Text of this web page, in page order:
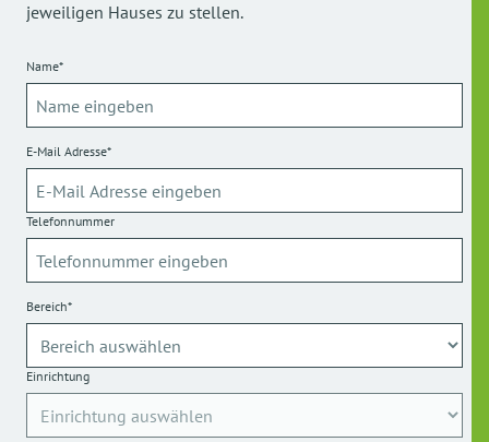
jeweiligen Hauses zu stellen.
Name*
E-Mail Adresse*
Telefonnummer
Bereich*
Einrichtung